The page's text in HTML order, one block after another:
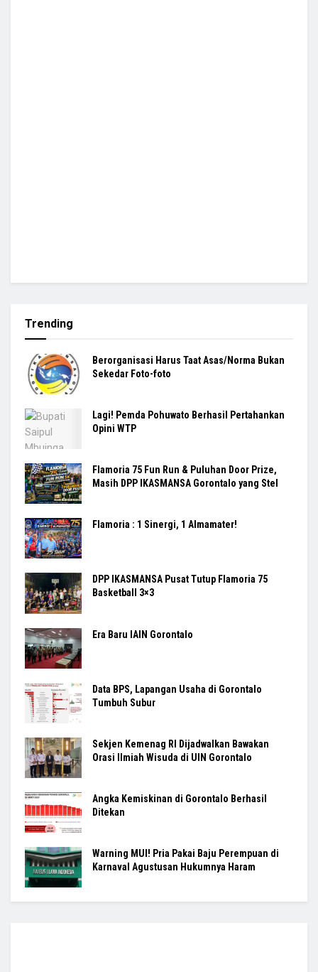
Trending
Berorganisasi Harus Taat Asas/Norma Bukan
Sekedar Foto-foto
Lagi! Pemda Pohuwato Berhasil Pertahankan
Opini WTP
Flamoria 75 Fun Run & Puluhan Door Prize,
Masih DPP IKASMANSA Gorontalo yang Stel
Flamoria : 1 Sinergi, 1 Almamater!
DPP IKASMANSA Pusat Tutup Flamoria 75
Basketball 3×3
Era Baru IAIN Gorontalo
Data BPS, Lapangan Usaha di Gorontalo
Tumbuh Subur
Sekjen Kemenag RI Dijadwalkan Bawakan
Orasi Ilmiah Wisuda di UIN Gorontalo
Angka Kemiskinan di Gorontalo Berhasil
Ditekan
Warning MUI! Pria Pakai Baju Perempuan di
Karnaval Agustusan Hukumnya Haram